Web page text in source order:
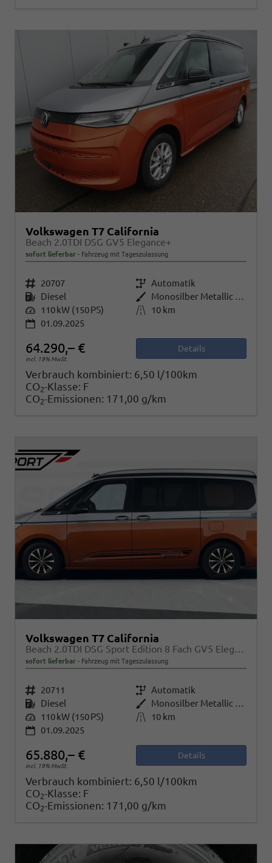
Volkswagen T7 California
Beach 2.0TDI DSG GV5 Elegance+
sofort lieferbar Fahrzeug mit Tageszulassung
Fahrzeugnr. 20707 Getriebe Automatik
Kraftstoff Diesel Außenfarbe
Monosilber Metallic / Energeticorange Metallic
Leistung 110 kW (150 PS) Kilometerstand
10 km
01.09.2025
64.290,– €
incl. 19% MwSt.
Details
Verbrauch kombiniert: 6,50 l/100km
CO2-Klasse: F
CO2-Emissionen: 171,00 g/km
Volkswagen T7 California
Beach 2.0TDI DSG Sport Edition 8 Fach GV5 Elegance+
sofort lieferbar Fahrzeug mit Tageszulassung
Fahrzeugnr. 20711 Getriebe Automatik
Kraftstoff Diesel Außenfarbe
Monosilber Metallic / Energeticorange Metallic
Leistung 110 kW (150 PS) Kilometerstand
10 km
01.09.2025
65.880,– €
incl. 19% MwSt.
Details
Verbrauch kombiniert: 6,50 l/100km
CO2-Klasse: F
CO2-Emissionen: 171,00 g/km